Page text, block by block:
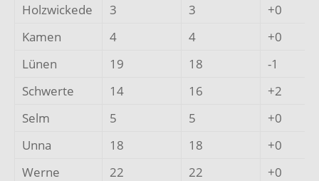
Holzwickede
3 3
+0
Kamen
4 4
+0
Lünen
19 18
-1
Schwerte
14 16
+2
Selm
5 5
+0
Unna
18 18
+0
Werne
22 22
+0